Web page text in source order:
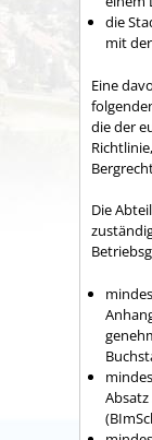
die
mit
Eine
die der
Die